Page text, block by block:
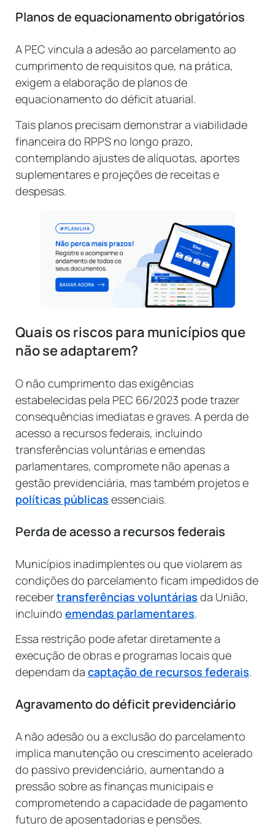
Planos de equacionamento obrigatórios
A PEC vincula a adesão ao parcelamento ao
cumprimento de requisitos que, na prática,
exigem a elaboração de planos de
equacionamento do déficit atuarial.
Tais planos precisam demonstrar a viabilidade
financeira do RPPS no longo prazo,
contemplando ajustes de alíquotas, aportes
suplementares e projeções de receitas e
despesas.
Quais os riscos para municípios que
não se adaptarem?
O não cumprimento das exigências
estabelecidas pela PEC 66/2023 pode trazer
consequências imediatas e graves. A perda de
acesso a recursos federais, incluindo
transferências voluntárias e emendas
parlamentares, compromete não apenas a
gestão previdenciária, mas também projetos e
políticas públicas essenciais.
Perda de acesso a recursos federais
Municípios inadimplentes ou que violarem as
condições do parcelamento ficam impedidos de
recebertransferências voluntárias da União,
incluindo emendas parlamentares.
Essa restrição pode afetar diretamente a
execução de obras e programas locais que
dependam da captação de recursos federais.
Agravamento do déficit previdenciário
A não adesão ou a exclusão do parcelamento
implica manutenção ou crescimento acelerado
do passivo previdenciário, aumentando a
pressão sobre as finanças municipais e
comprometendo a capacidade de pagamento
futuro de aposentadorias e pensões.